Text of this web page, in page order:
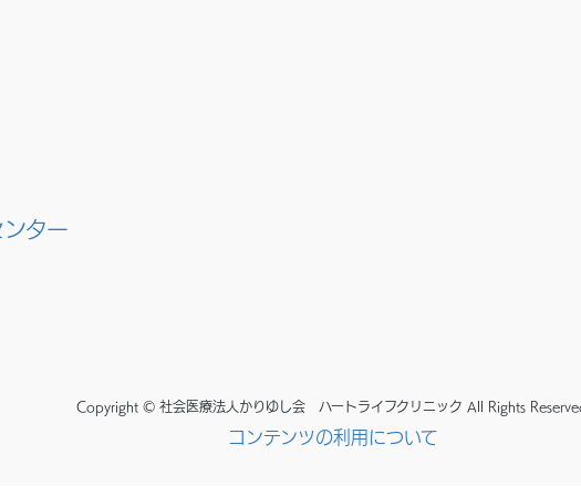
ター
Copyright © 社会医療法人かりゆし会 ハートライフクリニック All Rights
コンテンツの利用について